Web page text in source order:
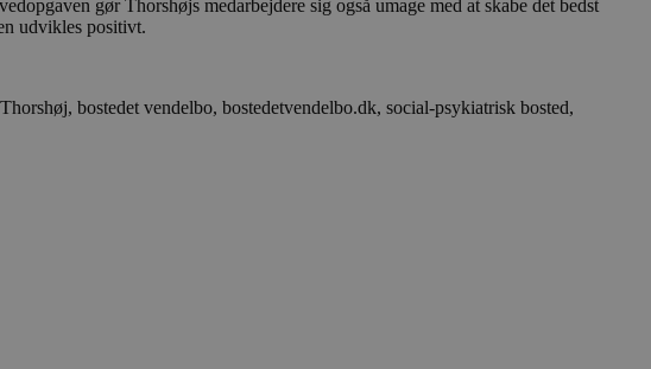
gør Thorshøjs medarbejdere sig også umage med at skabe det bedst
udvikles positivt.